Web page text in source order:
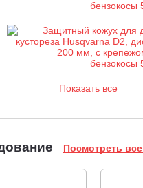
Показать все
Посмотреть